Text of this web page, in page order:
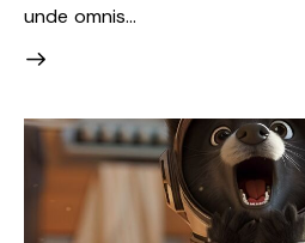
unde omnis…